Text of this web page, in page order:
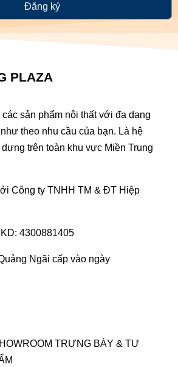
Đăng ký
PLAZA
sản phẩm nội thất với đa dạng
theo nhu cầu của bạn. Là hệ
trên toàn khu vực Miền Trung
Công ty TNHH TM & ĐT Hiệp
4300881405
Ngãi cấp vào ngày
TRƯNG BÀY & TƯ